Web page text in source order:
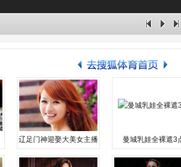
辽足门神迎娶大美女主播 曼城乳娃全裸遮3